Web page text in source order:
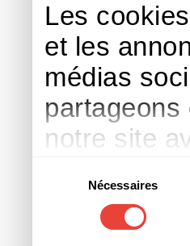
Les
et les
médias
notre site
d'autres
ont
consentement
Nécessaires